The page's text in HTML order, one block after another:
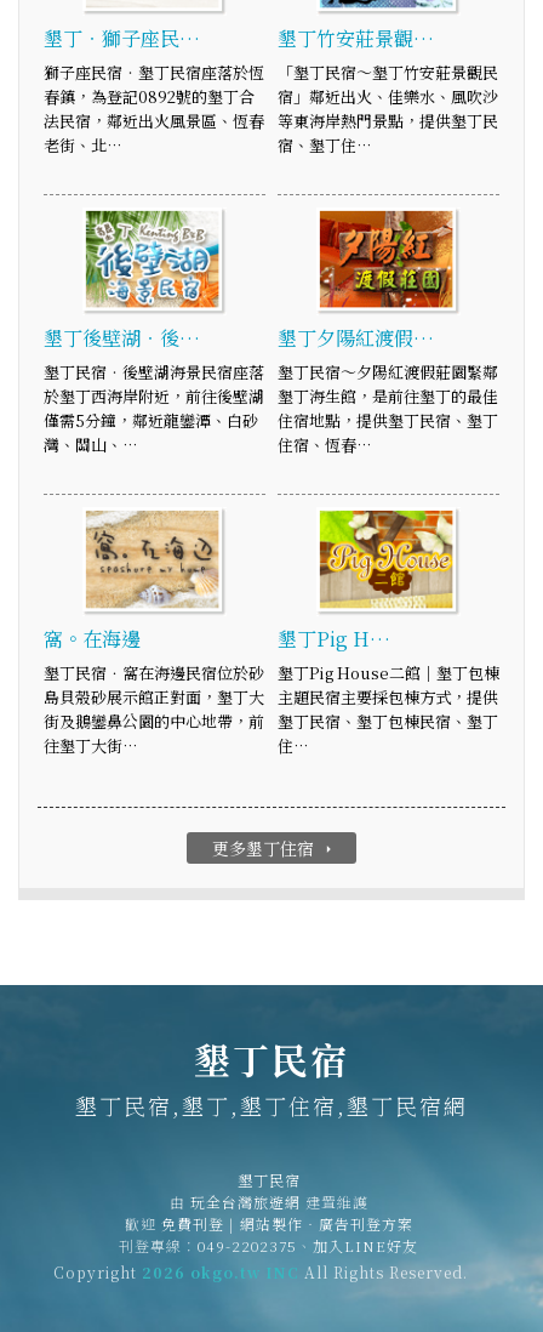
墾丁‧獅子座民…
獅子座民宿‧墾丁民宿座落於恆
春鎮，為登記0892號的墾丁合
法民宿，鄰近出火風景區、恆春
老街、北…
墾丁竹安莊景觀…
「墾丁民宿～墾丁竹安莊景觀民
宿」鄰近出火、佳樂水、風吹沙
等東海岸熱門景點，提供墾丁民
宿、墾丁住…
墾丁後壁湖‧後…
墾丁民宿‧後壁湖海景民宿座落
於墾丁西海岸附近，前往後壁湖
僅需5分鐘，鄰近龍鑾潭、白砂
灣、關山、…
墾丁夕陽紅渡假…
墾丁民宿～夕陽紅渡假莊園緊鄰
墾丁海生館，是前往墾丁的最佳
住宿地點，提供墾丁民宿、墾丁
住宿、恆春…
窩。在海邊
墾丁民宿．窩在海邊民宿位於砂
島貝殼砂展示館正對面，墾丁大
街及鵝鑾鼻公園的中心地帶，前
往墾丁大街…
墾丁Pig H…
墾丁Pig House二館｜墾丁包棟
主題民宿主要採包棟方式，提供
墾丁民宿、墾丁包棟民宿、墾丁
住…
更多墾丁住宿 arrow_right
墾丁民宿
墾丁民宿,墾丁,墾丁住宿,墾丁民宿網
墾丁民宿
由 玩全台灣旅遊網 建置維護
歡迎 免費刊登 | 網站製作‧廣告刊登方案
刊登專線： 049-2202375 、 加入LINE好友
Copyright 2026 okgo.tw INC All Rights Reserved.